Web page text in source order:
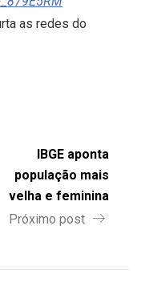
as redes do
IBGE aponta
população mais
velha e feminina
Próximo post